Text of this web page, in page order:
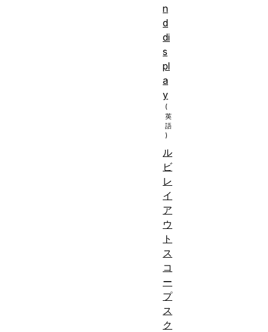
n
d
di
s
pl
a
y
ル
ビ
レ
イ
ア
ウ
ト
ス
コ
ー
プ
ス
ク